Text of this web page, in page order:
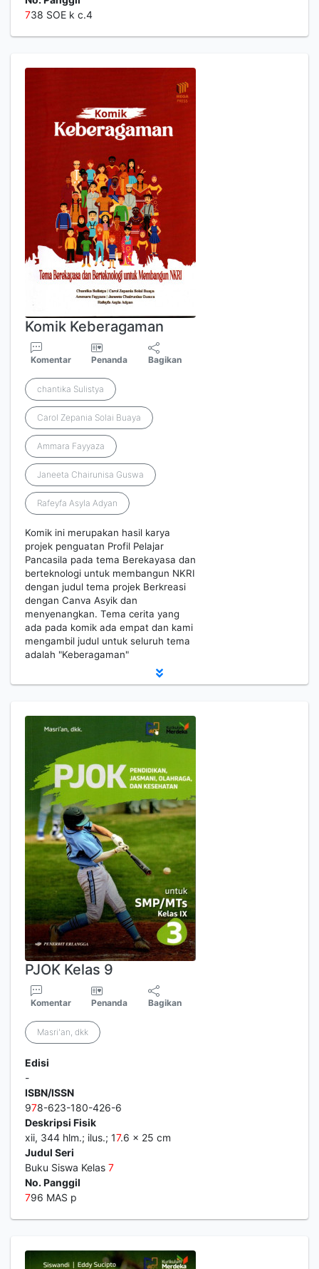
738 SOE k c.4
Komik Keberagaman
Komentar Penanda Bagikan
chantika Sulistya
Carol Zepania Solai Buaya
Ammara Fayyaza
Janeeta Chairunisa Guswa
Rafeyfa Asyla Adyan
Komik ini merupakan hasil karya
projek penguatan Profil Pelajar
Pancasila pada tema Berekayasa dan
berteknologi untuk membangun NKRI
dengan judul tema projek Berkreasi
dengan Canva Asyik dan
menyenangkan. Tema cerita yang
ada pada komik ada empat dan kami
mengambil judul untuk seluruh tema
adalah "Keberagaman"
PJOK Kelas 9
Komentar Penanda Bagikan
Masri'an, dkk
Edisi
-
ISBN/ISSN
978-623-180-426-6
Deskripsi Fisik
xii, 344 hlm.; ilus.; 17.6 x 25 cm
Judul Seri
Buku Siswa Kelas 7
No. Panggil
796 MAS p